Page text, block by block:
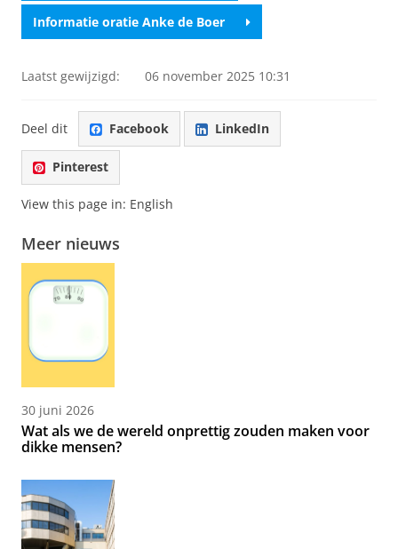
Informatie oratie Anke de Boer
Laatst gewijzigd: 06 november 2025 10:31
Deel dit Facebook LinkedIn
Pinterest
View this page in: English
Meer nieuws
30 juni 2026
Wat als we de wereld onprettig zouden maken voor
dikke mensen?